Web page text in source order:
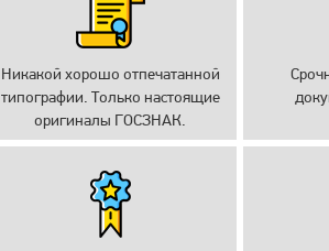
Никакой хорошо отпечатанной
типографии. Только настоящие
оригиналы ГОСЗНАК.